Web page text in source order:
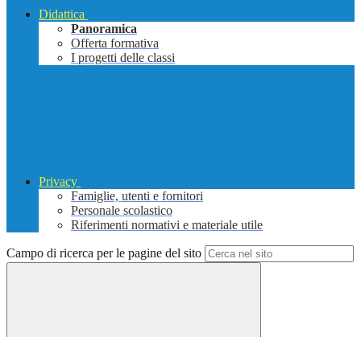
Didattica
Panoramica
Offerta formativa
I progetti delle classi
Privacy
Famiglie, utenti e fornitori
Personale scolastico
Riferimenti normativi e materiale utile
Campo di ricerca per le pagine del sito